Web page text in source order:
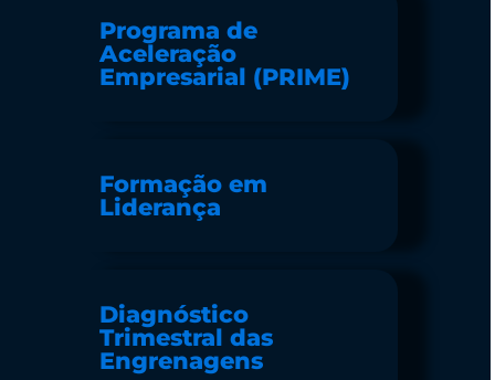
Programa de
Aceleração
Empresarial (PRIME)
Formação em
Liderança
Diagnóstico
Trimestral das
Engrenagens